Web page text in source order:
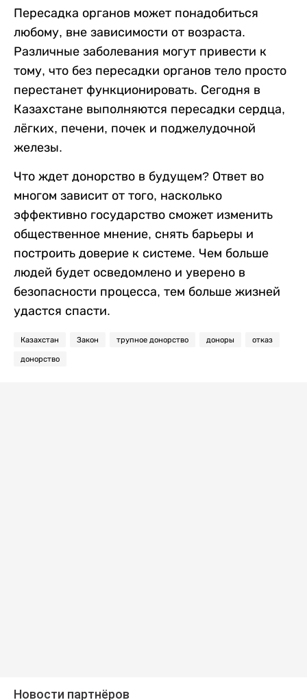
Пересадка органов может понадобиться
любому, вне зависимости от возраста.
Различные заболевания могут привести к
тому, что без пересадки органов тело просто
перестанет функционировать. Сегодня в
Казахстане выполняются пересадки сердца,
лёгких, печени, почек и поджелудочной
железы.
Что ждет донорство в будущем? Ответ во
многом зависит от того, насколько
эффективно государство сможет изменить
общественное мнение, снять барьеры и
построить доверие к системе. Чем больше
людей будет осведомлено и уверено в
безопасности процесса, тем больше жизней
удастся спасти.
Казахстан Закон трупное донорство доноры отказ
донорство